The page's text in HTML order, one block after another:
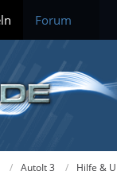
Forum
AutoIt 3 Hilfe &